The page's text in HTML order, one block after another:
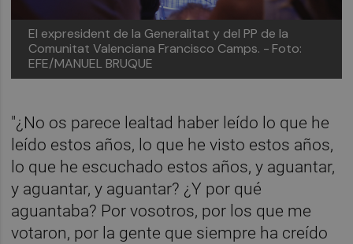
El expresident de la Generalitat y del PP de la
Comunitat Valenciana Francisco Camps. - Foto:
EFE/MANUEL BRUQUE
"¿No os parece lealtad haber leído lo que he
leído estos años, lo que he visto estos años,
lo que he escuchado estos años, y aguantar,
y aguantar, y aguantar? ¿Y por qué
aguantaba? Por vosotros, por los que me
votaron, por la gente que siempre ha creído